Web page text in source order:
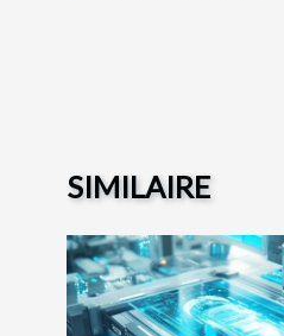
SIMILAIRE